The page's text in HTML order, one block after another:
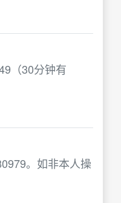
（30分钟有
。如非本人操